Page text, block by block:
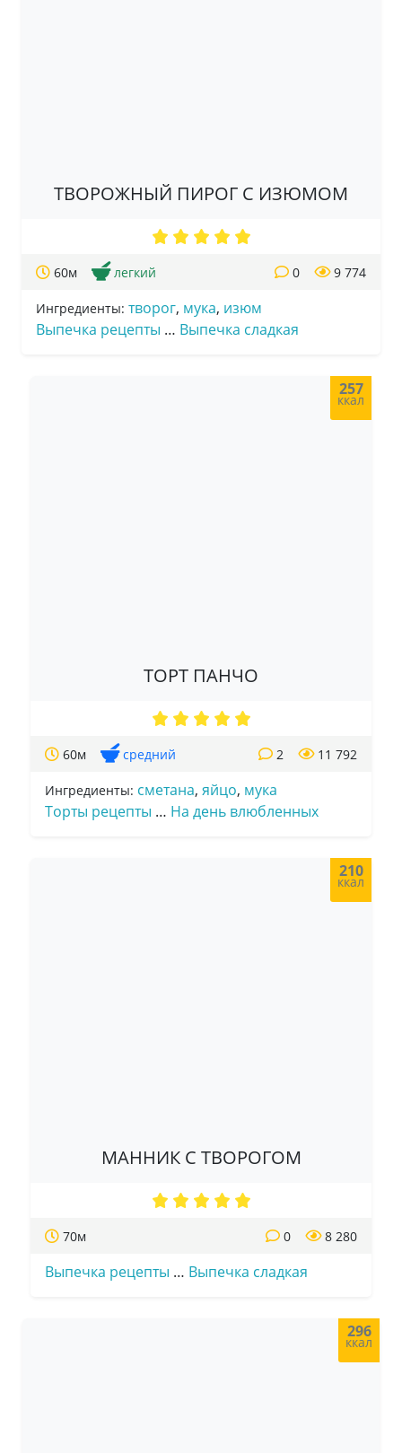
ТВОРОЖНЫЙ ПИРОГ С ИЗЮМОМ
60м легкий 9 774
0
Ингредиенты: творог, мука, изюм
Выпечка рецепты … Выпечка сладкая
257
ккал
ТОРТ ПАНЧО
60м средний 11 792
2
Ингредиенты: сметана, яйцо, мука
Торты рецепты … На день влюбленных
210
ккал
МАННИК С ТВОРОГОМ
70м 8 280
0
Выпечка рецепты … Выпечка сладкая
296
ккал